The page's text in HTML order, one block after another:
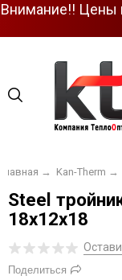
Внимание!! Цены
→ Kan-Therm →
Steel
18х12х18
Поделиться